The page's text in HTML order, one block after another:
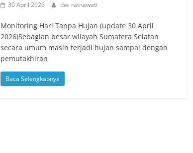
30 April 2026 dwi ratnawati
Monitoring Hari Tanpa Hujan (update 30 April
2026)Sebagian besar wilayah Sumatera Selatan
secara umum masih terjadi hujan sampai dengan
pemutakhiran
Baca Selengkapnya